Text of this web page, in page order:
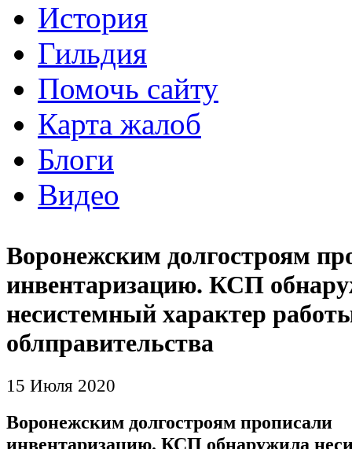
История
Гильдия
Помочь сайту
Карта жалоб
Блоги
Видео
Воронежским долгостроям
инвентаризацию. КСП
несистемный характер
облправительства
15 Июля 2020
Воронежским долгостроям прописали
инвентаризацию. КСП обнаружила